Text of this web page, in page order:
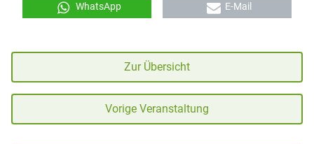
WhatsApp E-Mail
Zur Übersicht
Vorige Veranstaltung